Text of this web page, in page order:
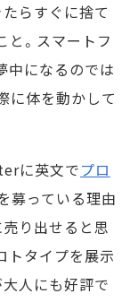
らすぐに捨て
。スマートフ
中になるのでは
に体を動かして
に英文でプロ
募っている理由
り出せると思
トタイプを展示
人にも好評で